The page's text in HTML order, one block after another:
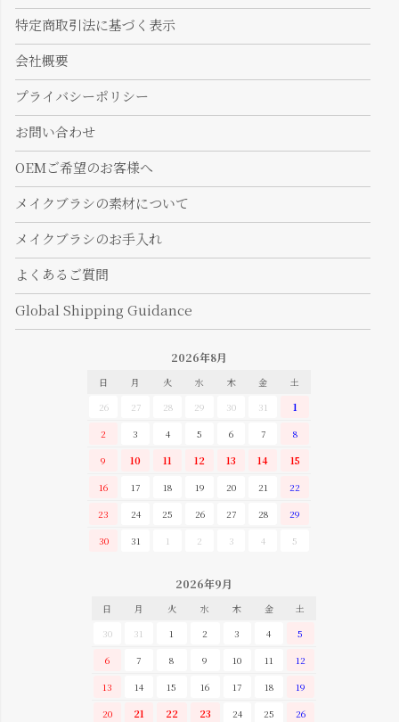
特定商取引法に基づく表示
会社概要
プライバシーポリシー
お問い合わせ
OEMご希望のお客様へ
メイクブラシの素材について
メイクブラシのお手入れ
よくあるご質問
Global Shipping Guidance
2026年8月
日 月 火 水 木 金
土
26
27 28 29 30 31
1
2
3 4 5 6 7
8
9
10 11 12 13 14
15
16
17 18 19 20 21
22
23
24 25 26 27 28
29
30
31 1 2 3 4 5
2026年9月
日 月 火 水 木 金
土
30
31 1 2 3 4
5
6
7 8 9 10 11
12
13
14 15 16 17 18
19
20
21 22 23 24 25 26